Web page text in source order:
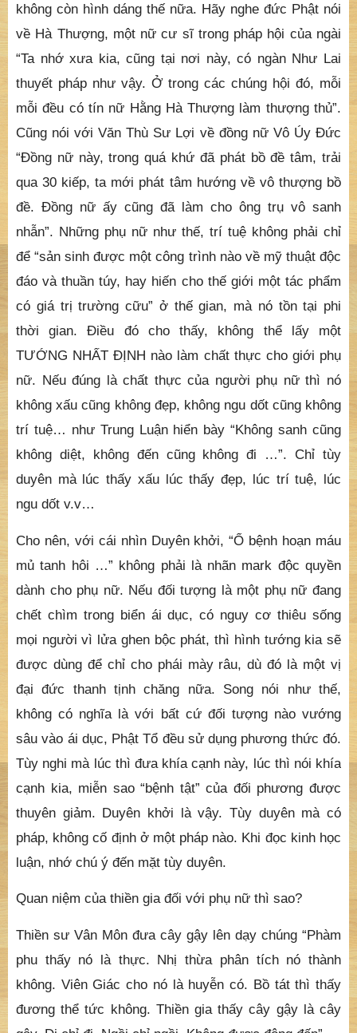
không còn hình dáng thế nữa. Hãy nghe đức Phật nói
về Hà Thượng, một nữ cư sĩ trong pháp hội của ngài
“Ta nhớ xưa kia, cũng tại nơi này, có ngàn Như Lai
thuyết pháp như vậy. Ở trong các chúng hội đó, mỗi
mỗi đều có tín nữ Hằng Hà Thượng làm thượng thủ”.
Cũng nói với Văn Thù Sư Lợi về đồng nữ Vô Úy Đức
“Đồng nữ này, trong quá khứ đã phát bồ đề tâm, trải
qua 30 kiếp, ta mới phát tâm hướng về vô thượng bồ
đề. Đồng nữ ấy cũng đã làm cho ông trụ vô sanh
nhẫn”. Những phụ nữ như thế, trí tuệ không phải chỉ
để “sản sinh được một công trình nào về mỹ thuật độc
đáo và thuần túy, hay hiến cho thế giới một tác phẩm
có giá trị trường cữu” ở thế gian, mà nó tồn tại phi
thời gian. Điều đó cho thấy, không thể lấy một
TƯỚNG NHẤT ĐỊNH nào làm chất thực cho giới phụ
nữ. Nếu đúng là chất thực của người phụ nữ thì nó
không xấu cũng không đẹp, không ngu dốt cũng không
trí tuệ… như Trung Luận hiển bày “Không sanh cũng
không diệt, không đến cũng không đi …”. Chỉ tùy
duyên mà lúc thấy xấu lúc thấy đẹp, lúc trí tuệ, lúc
ngu dốt v.v…
Cho nên, với cái nhìn Duyên khởi, “Ổ bệnh hoạn máu
mủ tanh hôi …” không phải là nhãn mark độc quyền
dành cho phụ nữ. Nếu đối tượng là một phụ nữ đang
chết chìm trong biển ái dục, có nguy cơ thiêu sống
mọi người vì lửa ghen bộc phát, thì hình tướng kia sẽ
được dùng để chỉ cho phái mày râu, dù đó là một vị
đại đức thanh tịnh chăng nữa. Song nói như thế,
không có nghĩa là với bất cứ đối tượng nào vướng
sâu vào ái dục, Phật Tổ đều sử dụng phương thức đó.
Tùy nghi mà lúc thì đưa khía cạnh này, lúc thì nói khía
cạnh kia, miễn sao “bệnh tật” của đối phương được
thuyên giảm. Duyên khởi là vậy. Tùy duyên mà có
pháp, không cố định ở một pháp nào. Khi đọc kinh học
luận, nhớ chú ý đến mặt tùy duyên.
Quan niệm của thiền gia đối với phụ nữ thì sao?
Thiền sư Vân Môn đưa cây gậy lên dạy chúng “Phàm
phu thấy nó là thực. Nhị thừa phân tích nó thành
không. Viên Giác cho nó là huyễn có. Bồ tát thì thấy
đương thể tức không. Thiền gia thấy cây gậy là cây